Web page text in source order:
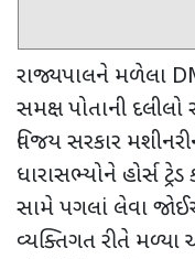
રાજ્યપાલને મળેલા
સમક્ષ પોતાની
વિજય સરકાર
ધારાસભ્યોને હોર્સ
સામે પગલાં લેવા
વ્યક્તિગત રીતે મળ્યા